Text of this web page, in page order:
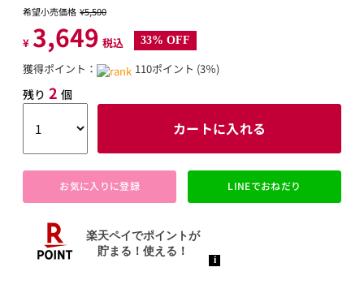
希望小売価格 ¥5,500
¥ 3,649 税込 33% OFF
獲得ポイント： 110ポイント (3％)
残り 2 個
カートに入れる
お気に入りに登録 LINEでおねだり